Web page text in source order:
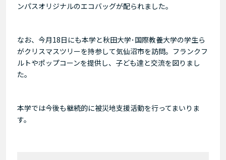
ンパスオリジナルのエコバッグが配られました。
なお、今月18日にも本学と秋田大学･国際教養大学の学生ら
がクリスマスツリーを持参して気仙沼市を訪問。フランクフ
ルトやポップコーンを提供し、子ども達と交流を図りまし
た。
本学では今後も継続的に被災地支援活動を行ってまいりま
す。